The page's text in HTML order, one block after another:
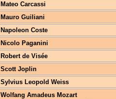
Mateo Carcassi
Mauro Guiliani
Napoleon Coste
Nicolo Paganini
Robert de Visée
Scott Joplin
Sylvius Leopold Weiss
Wolfang Amadeus Mozart